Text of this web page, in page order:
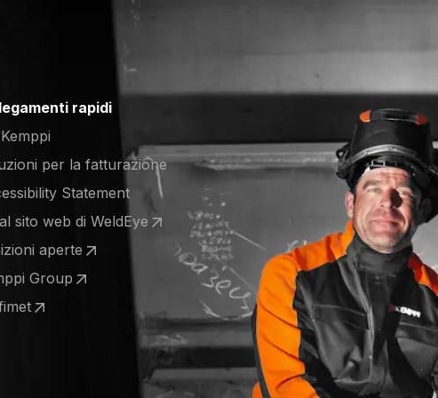
rapidi
per la fatturazione
Statement
sito web di WeldEye
in a new tab)
aperte
in a new tab)
Group
in a new tab)